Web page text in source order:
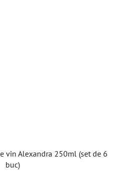
vin Alexandra 250ml (set de 6
buc)